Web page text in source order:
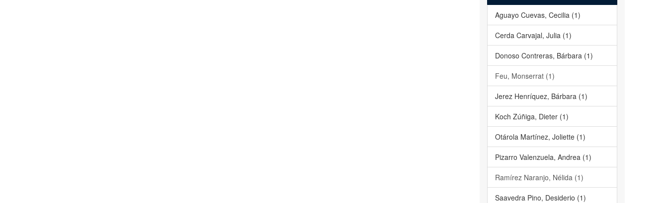
Aguayo Cuevas, Cecilia (1)
Cerda Carvajal, Julia (1)
Donoso Contreras, Bárbara (1)
Feu, Monserrat (1)
Jerez Henríquez, Bárbara (1)
Koch Zúñiga, Dieter (1)
Otárola Martínez, Joliette (1)
Pizarro Valenzuela, Andrea (1)
Ramírez Naranjo, Nélida (1)
Saavedra Pino, Desiderio (1)